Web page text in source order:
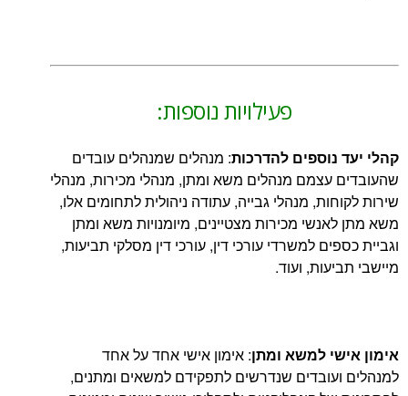
פעילויות נוספות:
להדרכות: מנהלים שמנהלים עובדים
מנהלים משא ומתן, מנהלי מכירות, מנהלי
מנהלי גבייה, עתודה ניהולית לתחומים אלו,
מכירות מצטיינים, מיומנויות משא ומתן
למשרדי עורכי דין, עורכי דין מסלקי תביעות,
ועוד.
למשא ומתן: אימון אישי אחד על אחד
שנדרשים לתפקידם למשאים ומתנים,